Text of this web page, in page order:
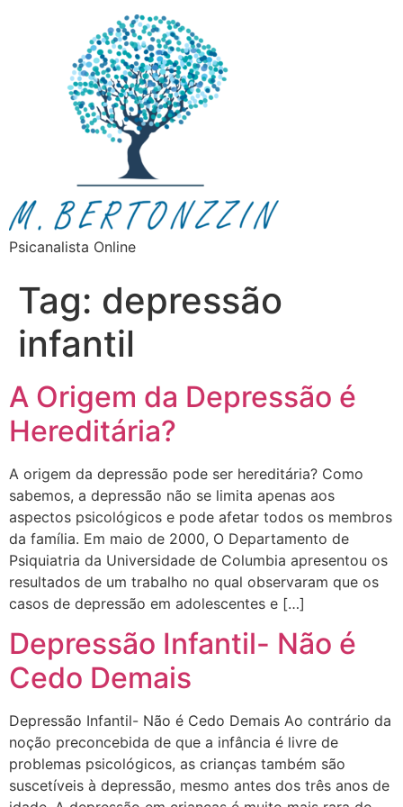
Psicanalista Online
Tag: depressão
infantil
A Origem da Depressão é
Hereditária?
A origem da depressão pode ser hereditária? Como
sabemos, a depressão não se limita apenas aos
aspectos psicológicos e pode afetar todos os membros
da família. Em maio de 2000, O Departamento de
Psiquiatria da Universidade de Columbia apresentou os
resultados de um trabalho no qual observaram que os
casos de depressão em adolescentes e […]
Depressão Infantil- Não é
Cedo Demais
Depressão Infantil- Não é Cedo Demais Ao contrário da
noção preconcebida de que a infância é livre de
problemas psicológicos, as crianças também são
suscetíveis à depressão, mesmo antes dos três anos de